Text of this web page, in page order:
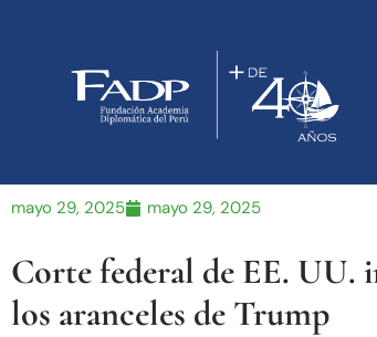
mayo 29, 2025 mayo 29, 2025
Corte federal de EE. UU.
los aranceles de Trump